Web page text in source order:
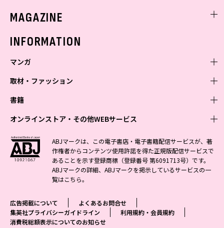
MAGAZINE
INFORMATION
マンガ
少年マンガ
Vジャンプ
最強ジャンプ
少年ジャンプ+
ジャンプTOON
ジャンプルーキー！
S-MANGA
青年マンガ
ZEBRACK
S-MANGA
集英社ジャンプリミックス
週刊ヤングジャンプ
ヤングジャンプ定期購読デジタル
少女マンガ
ZEBRACK
S-MANGA
集英社コミック文庫
マーガレット
別冊マーガレット
女性マンガ
ジャンプTOON
集英社コミック文庫
マンガMee公式サイト
取材・ファッション
ファッション・美容
BAILA
MAQUIA
eclat
T JAPAN
芸能・情報・スポーツ
週プレNEWS
週プレ グラジャパ!
書籍
文芸・文庫・総合
小説すばる
集英社 文芸ステーション
web 集英社文庫
アジア人物史
学芸・ノンフィクション・新書
1日5分で、明日は変わる よみタイ yomitai
集英社学芸部 - 学芸・ノンフィクション
集英社ビジネス書
集英社新書プラス - 知の水先案内人
ライトノベル・ノベライズ
集英社オレンジ文庫
JUMP j-BOOKS
ダッシュエックス文庫公式サイト
集英社Webマガジン コバルト
集英社の児童図書 S-KIDS.LAND
オンラインストア・その他WEBサービス
オンラインストア
OTO
SHUEISHA MANGA-ART HERITAGE
ジャンプキャラクターズストア
HAPPY PLUS STORE
SHUEISHA VOX
その他WEBサービス
集英社アドナビ
集英社エディターズ・ラボ
ABJマークは、この電子書店・電子書籍配信サービスが、著
作権者からコンテンツ使用許諾を得た正規版配信サービスで
あることを示す登録商標（登録番号 第6091713号）です。
ABJマークの詳細、ABJマークを掲示しているサービスの一
覧はこちら。
広告掲載について
よくあるお問合せ
集英社プライバシーガイドライン
利用規約・会員規約
消費税総額表示についてのお知らせ